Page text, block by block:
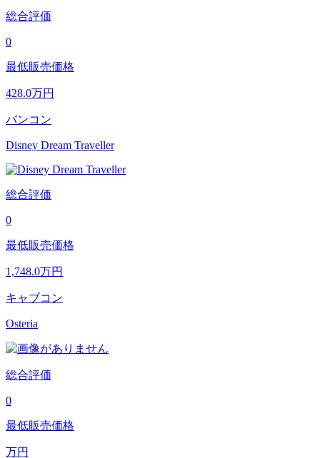
総合評価
0
最低販売価格
428.0万円
バンコン
Disney Dream Traveller
総合評価
0
最低販売価格
1,748.0万円
キャブコン
Osteria
総合評価
0
最低販売価格
万円